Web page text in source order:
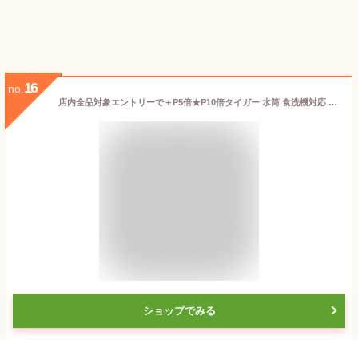
no. 16
店内全品対象エントリーで＋P5倍★P10倍タイガー 水筒 食洗機対応 スポーツドリンク対応 スクリュー 500ml 保冷 保温 軽量 パッキン一体型 無重力ボトル MMZ-W050 らくらくキャップ「24S」
ショップでみる